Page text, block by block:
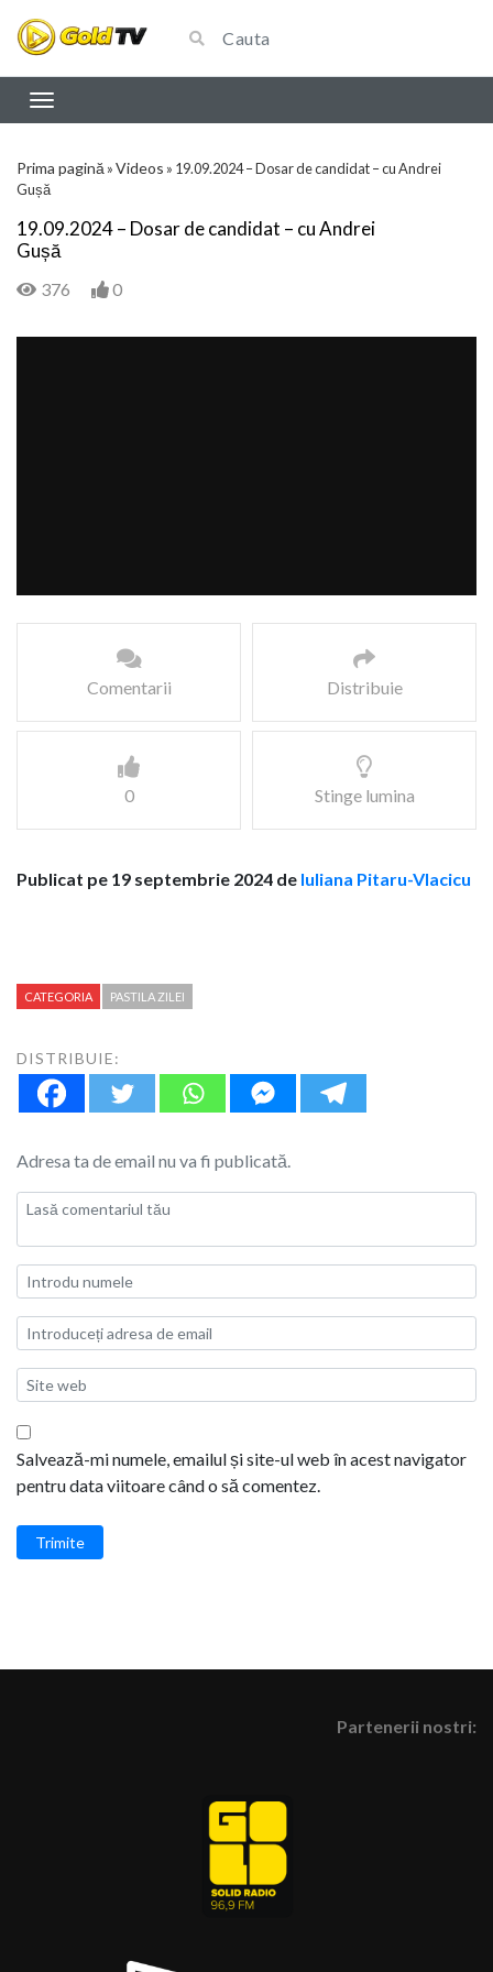
Prima pagină »Videos » 19.09.2024 – Dosar de candidat – cu Andrei
Gușă
19.09.2024 – Dosar de candidat – cu Andrei
Gușă
376 0
Comentarii Distribuie
0 Stinge lumina
Publicat pe 19 septembrie 2024 de Iuliana Pitaru-Vlacicu
CATEGORIA PASTILA ZILEI
DISTRIBUIE:
Adresa ta de email nu va fi publicată.
Salvează-mi numele, emailul și site-ul web în acest navigator
pentru data viitoare când o să comentez.
Trimite
Partenerii nostri: